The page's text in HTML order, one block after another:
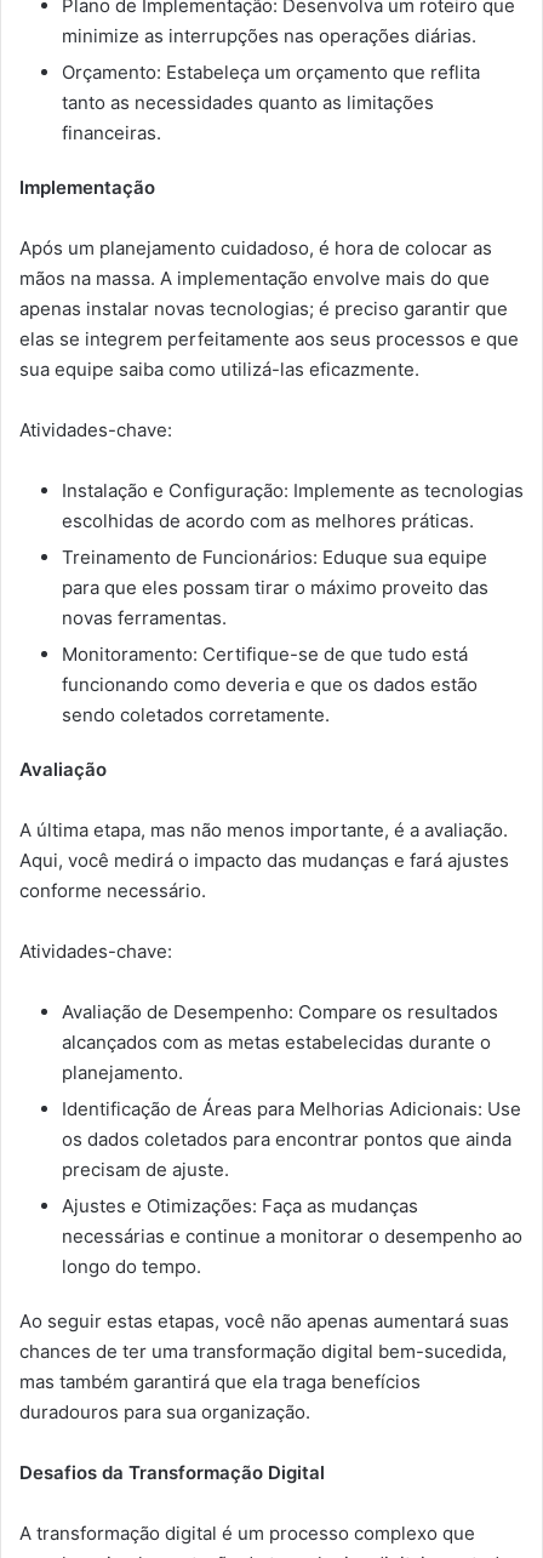
Plano de Implementação: Desenvolva um roteiro que
minimize as interrupções nas operações diárias.
Orçamento: Estabeleça um orçamento que reflita
tanto as necessidades quanto as limitações
financeiras.
Implementação
Após um planejamento cuidadoso, é hora de colocar as
mãos na massa. A implementação envolve mais do que
apenas instalar novas tecnologias; é preciso garantir que
elas se integrem perfeitamente aos seus processos e que
sua equipe saiba como utilizá-las eficazmente.
Atividades-chave:
Instalação e Configuração: Implemente as tecnologias
escolhidas de acordo com as melhores práticas.
Treinamento de Funcionários: Eduque sua equipe
para que eles possam tirar o máximo proveito das
novas ferramentas.
Monitoramento: Certifique-se de que tudo está
funcionando como deveria e que os dados estão
sendo coletados corretamente.
Avaliação
A última etapa, mas não menos importante, é a avaliação.
Aqui, você medirá o impacto das mudanças e fará ajustes
conforme necessário.
Atividades-chave:
Avaliação de Desempenho: Compare os resultados
alcançados com as metas estabelecidas durante o
planejamento.
Identificação de Áreas para Melhorias Adicionais: Use
os dados coletados para encontrar pontos que ainda
precisam de ajuste.
Ajustes e Otimizações: Faça as mudanças
necessárias e continue a monitorar o desempenho ao
longo do tempo.
Ao seguir estas etapas, você não apenas aumentará suas
chances de ter uma transformação digital bem-sucedida,
mas também garantirá que ela traga benefícios
duradouros para sua organização.
Desafios da Transformação Digital
A transformação digital é um processo complexo que